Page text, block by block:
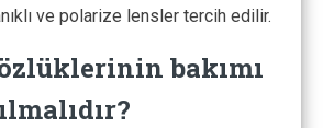
ve polarize lensler tercih edilir.
bakımı